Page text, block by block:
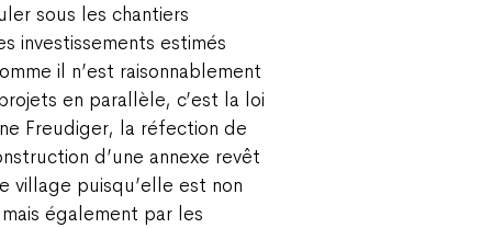
sous les chantiers
investissements estimés
il n’est raisonnablement
en parallèle, c’est la loi
Freudiger, la réfection de
d’une annexe revêt
village puisqu’elle est non
également par les